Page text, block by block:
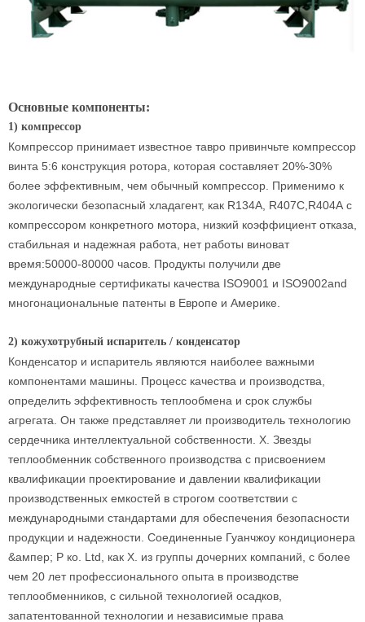
Основные компоненты:
1) компрессор
Компрессор принимает известное тавро привинчьте компрессор
винта 5:6 конструкция ротора, которая составляет 20%-30%
более эффективным, чем обычный компрессор. Применимо к
экологически безопасный хладагент, как R134А, R407С,R404А с
компрессором конкретного мотора, низкий коэффициент отказа,
стабильная и надежная работа, нет работы виноват
время:50000-80000 часов. Продукты получили две
международные сертификаты качества ISO9001 и ISO9002and
многонациональные патенты в Европе и Америке.
2) кожухотрубный испаритель / конденсатор
Конденсатор и испаритель являются наиболее важными
компонентами машины. Процесс качества и производства,
определить эффективность теплообмена и срок службы
агрегата. Он также представляет ли производитель технологию
сердечника интеллектуальной собственности. Х. Звезды
теплообменник собственного производства с присвоением
квалификации проектирование и давлении квалификации
производственных емкостей в строгом соответствии с
международными стандартами для обеспечения безопасности
продукции и надежности. Соединенные Гуанчжоу кондиционера
&ампер; Р ко. Ltd, как Х. из группы дочерних компаний, с более
чем 20 лет профессионального опыта в производстве
теплообменников, с сильной технологией осадков,
запатентованной технологии и независимые права